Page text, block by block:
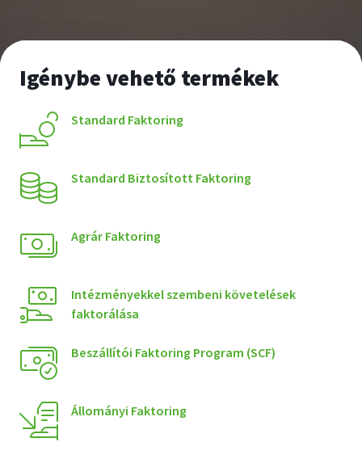
Igénybe vehető termékek
Standard Faktoring
Standard Biztosított Faktoring
Agrár Faktoring
Intézményekkel szembeni követelések
faktorálása
Beszállítói Faktoring Program (SCF)
Állományi Faktoring